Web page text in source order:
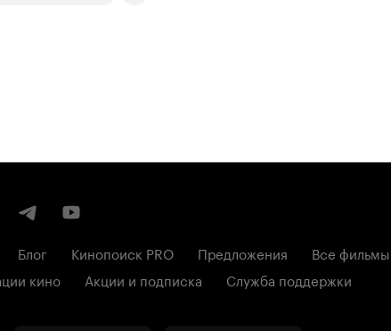
Блог Кинопоиск PRO Предложения Все фильмы
кино Акции и подписка Служба поддержки